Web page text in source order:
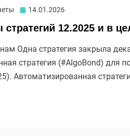
Опубликовано
14.01.2026
стратегий 12.2025 и в
Одна стратегия закрыла
стратегия (#AlgoBond) для
Автоматизированная